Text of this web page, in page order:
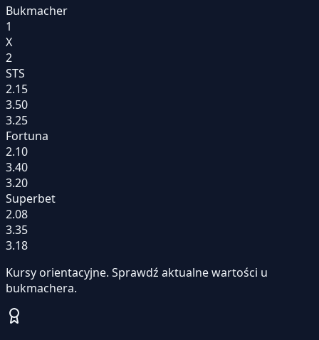
Bukmacher
1
X
2
STS
2.15
3.50
3.25
Fortuna
2.10
3.40
3.20
Superbet
2.08
3.35
3.18
Kursy orientacyjne. Sprawdź aktualne wartości u
bukmachera.